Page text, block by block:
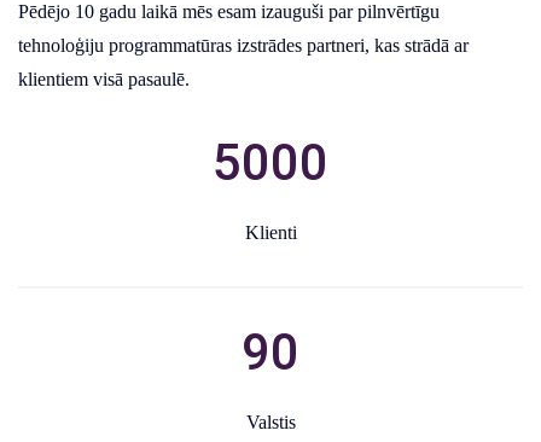
Pēdējo 10 gadu laikā mēs esam izauguši par pilnvērtīgu
tehnoloģiju programmatūras izstrādes partneri, kas strādā ar
klientiem visā pasaulē.
5000
Klienti
90
Valstis